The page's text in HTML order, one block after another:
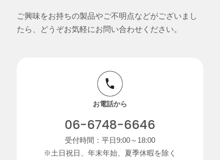
ご興味をお持ちの製品やご不明点などがございまし
たら、どうぞお気軽にお問い合わせください。
お電話から
06-6748-6646
受付時間：平日9:00～18:00
※土日祝日、年末年始、夏季休暇を除く